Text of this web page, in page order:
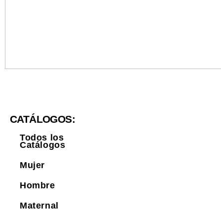
CATÁLOGOS:
Todos los
Catálogos
Mujer
Hombre
Maternal